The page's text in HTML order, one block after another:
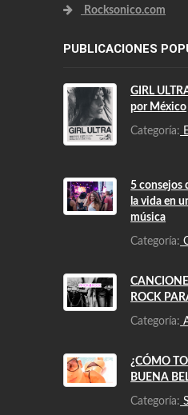
Rocksonico.com
PUBLICACIONES
GIRL
por México
Categoría:
5 consejos
la vida en
música
Categoría:
ROCK
Categoría:
¿CÓMO
BUENA
Categoría: